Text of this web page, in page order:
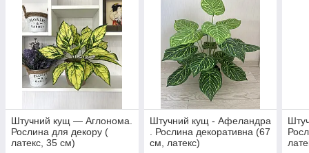
Штучний кущ — Аглонома.
Рослина для декору (
латекс, 35 см)
Штучний кущ - Афеландра
. Рослина декоративна (67
см, латекс)